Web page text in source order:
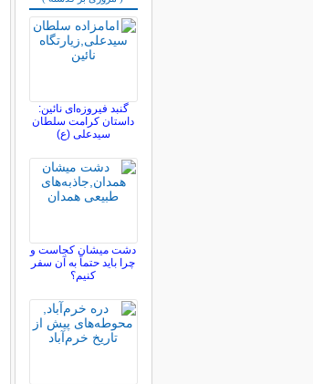
گنبد فیروزه‌ای نائین:
داستان کرامت سلطان
سیدعلی (ع)
دشت میشان کجاست و
چرا باید حتماً به آن سفر
کنیم؟